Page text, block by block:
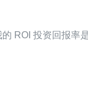
ROI 投资回报率